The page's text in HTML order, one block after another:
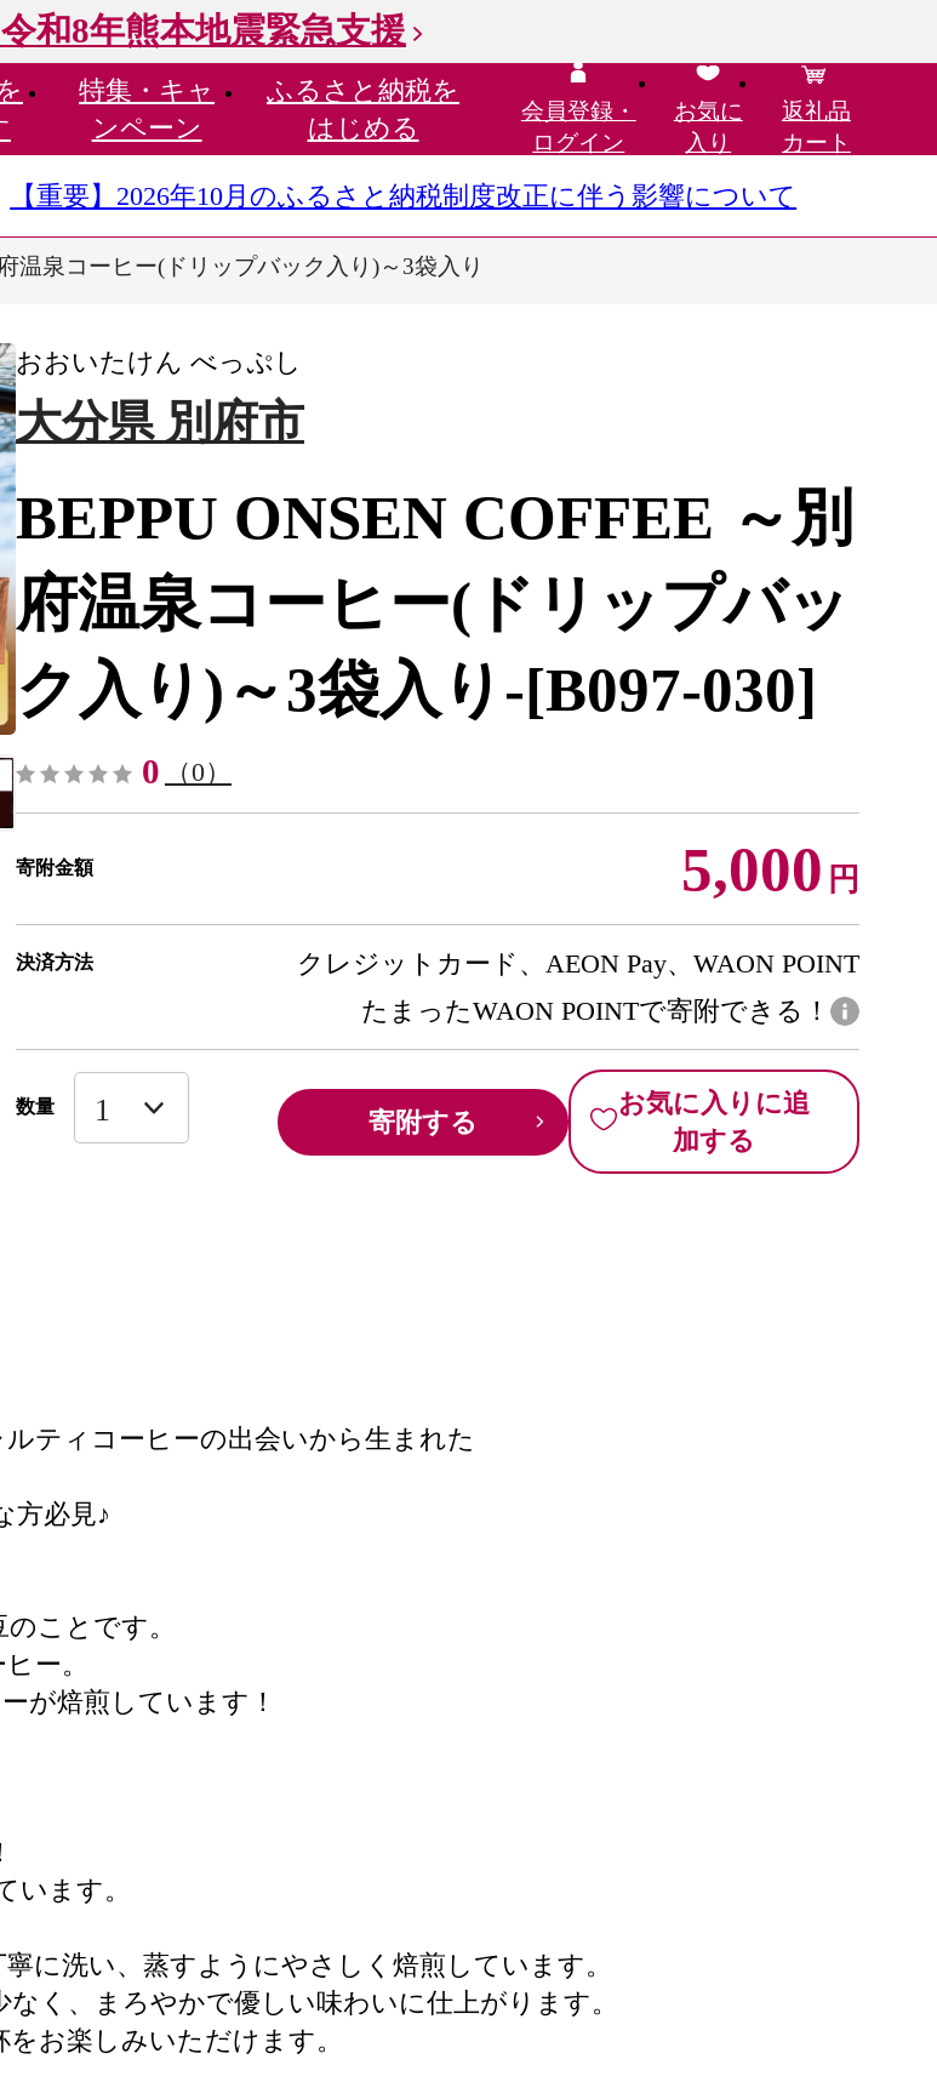
令和8年熊本地震緊急支援
特集・ キャ
ンペーン
ふるさと納税を
はじめる
会員登録・
ログイン
お気に
入り
返礼品
カート
【重要】2026年10月のふるさと納税制度改正に伴う影響について
温泉コーヒー(ドリップバック入り)～3袋入り
おおいたけん べっぷし
大分県 別府市
BEPPU ONSEN COFFEE ～別
府温泉コーヒー(ドリップバッ
ク入り)～3袋入り-[B097-030]
0 （0）
寄附金額 5,000 円
決済方法
クレジットカード、AEON Pay、WAON POINT
たまったWAON POINTで寄附できる！
数量 寄附する
お気に入りに追
加する
ティコーヒーの出会いから生まれた
方必見♪
ことです。
ー。
が焙煎しています！
います。
に洗い、蒸すようにやさしく焙煎しています。
く、まろやかで優しい味わいに仕上がります。
お楽しみいただけます。